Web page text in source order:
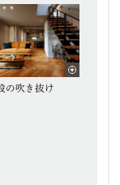
の吹き抜け